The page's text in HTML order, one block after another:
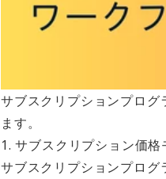
サブスクリプションプロ
ます。
1. サブスクリプション価
サブスクリプションプロ